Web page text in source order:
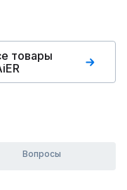
товары
Вопросы